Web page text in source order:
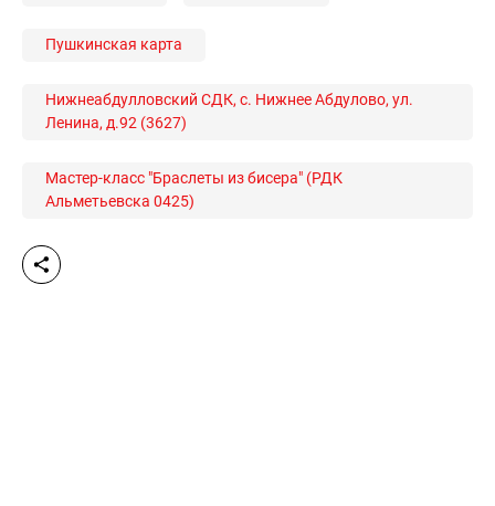
Пушкинская карта
Нижнеабдулловский СДК, с. Нижнее Абдулово, ул.
Ленина, д.92 (3627)
Мастер-класс "Браслеты из бисера" (РДК
Альметьевска 0425)